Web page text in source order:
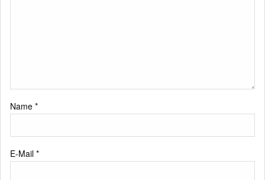
Name *
E-Mail *